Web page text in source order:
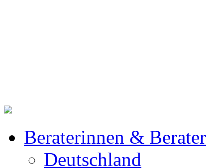
Beraterinnen & Berater
Deutschland